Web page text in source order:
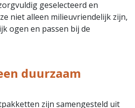
geselecteerd en
niet alleen milieuvriendelijk zijn,
ogen en passen bij de
duurzaam
zijn samengesteld uit